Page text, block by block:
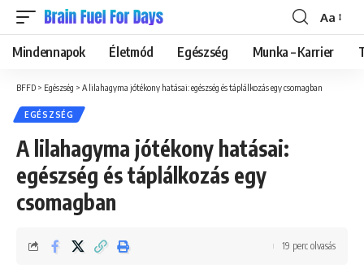
Font
Resizer
Aa
Mindennapok Életmód Egészség Munka – Karrier
BFFD > Egészség > A lilahagyma jótékony hatásai: egészség és táplálkozás egy csomagban
EGÉSZSÉG
A lilahagyma jótékony hatásai:
egészség és táplálkozás egy
csomagban
19 perc olvasás